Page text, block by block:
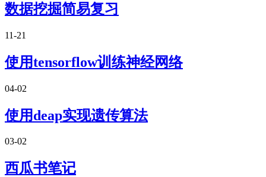
数据挖掘简易复习
11-21
使用tensorflow训练神经网络
04-02
使用deap实现遗传算法
03-02
西瓜书笔记